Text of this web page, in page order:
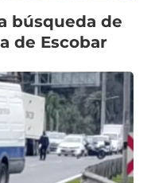
búsqueda de
de Escobar